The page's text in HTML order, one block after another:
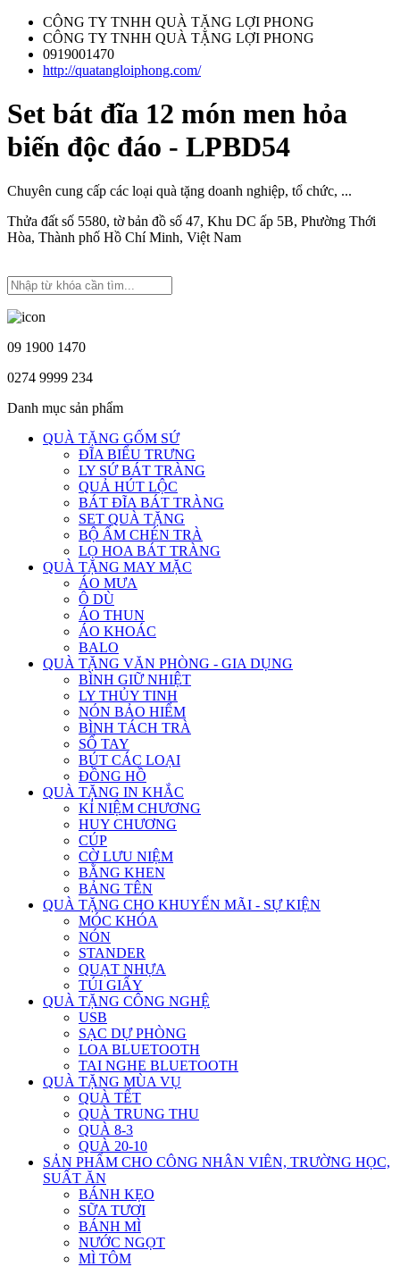
CÔNG TY TNHH QUÀ TẶNG LỢI PHONG
CÔNG TY TNHH QUÀ TẶNG LỢI PHONG
0919001470
http://quatangloiphong.com/
Set bát đĩa 12 món men hỏa
biến độc đáo - LPBD54
Chuyên cung cấp các loại quà tặng doanh nghiệp, tổ chức, ...
Thửa đất số 5580, tờ bản đồ số 47, Khu DC ấp 5B, Phường Thới
Hòa, Thành phố Hồ Chí Minh, Việt Nam
09 1900 1470
0274 9999 234
Danh mục sản phẩm
QUÀ TẶNG GỐM SỨ
ĐĨA BIỂU TRƯNG
LY SỨ BÁT TRÀNG
QUẢ HÚT LỘC
BÁT ĐĨA BÁT TRÀNG
SET QUÀ TẶNG
BỘ ẤM CHÉN TRÀ
LỌ HOA BÁT TRÀNG
QUÀ TẶNG MAY MẶC
ÁO MƯA
Ô DÙ
ÁO THUN
ÁO KHOÁC
BALO
QUÀ TẶNG VĂN PHÒNG - GIA DỤNG
BÌNH GIỮ NHIỆT
LY THỦY TINH
NÓN BẢO HIỂM
BÌNH TÁCH TRÀ
SỔ TAY
BÚT CÁC LOẠI
ĐỒNG HỒ
QUÀ TẶNG IN KHẮC
KỈ NIỆM CHƯƠNG
HUY CHƯƠNG
CÚP
CỜ LƯU NIỆM
BẰNG KHEN
BẢNG TÊN
QUÀ TẶNG CHO KHUYẾN MÃI - SỰ KIỆN
MÓC KHÓA
NÓN
STANDER
QUẠT NHỰA
TÚI GIẤY
QUÀ TẶNG CÔNG NGHỆ
USB
SẠC DỰ PHÒNG
LOA BLUETOOTH
TAI NGHE BLUETOOTH
QUÀ TẶNG MÙA VỤ
QUÀ TẾT
QUÀ TRUNG THU
QUÀ 8-3
QUÀ 20-10
SẢN PHẨM CHO CÔNG NHÂN VIÊN, TRƯỜNG HỌC,
SUẤT ĂN
BÁNH KẸO
SỮA TƯƠI
BÁNH MÌ
NƯỚC NGỌT
MÌ TÔM